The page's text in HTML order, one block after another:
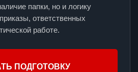
папки, но и логику
ответственных
работе.
ПОДГОТОВКУ